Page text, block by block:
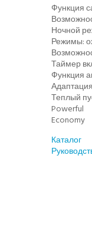
Функция
Ночной
Режимы:
Таймер
Функция
Теплый
Powerful
Economy
Каталог